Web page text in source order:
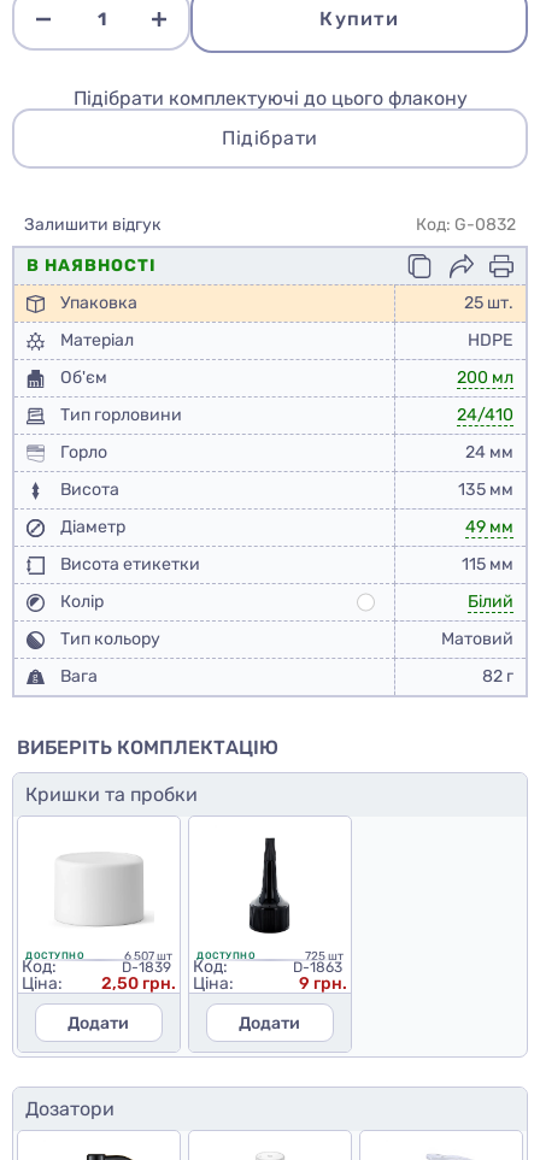
Купити
Підібрати комплектуючі до цього флакону
Підібрати
Залишити відгук
Код: G-0832
В НАЯВНОСТІ
Упаковка
25 шт.
Матеріал
HDPE
Об'єм
200 мл
Тип горловини
24/410
Горло
24 мм
Висота
135 мм
Діаметр
49 мм
Висота етикетки
115 мм
Колір
Білий
Тип кольору
Матовий
Вага
82 г
ВИБЕРІТЬ КОМПЛЕКТАЦІЮ
Кришки та пробки
ДОСТУПНО 6 507 шт
Код: D-1839
Ціна:
2,50 грн.
Додати
ДОСТУПНО 725 шт
Код: D-1863
Ціна:
9 грн.
Додати
Дозатори